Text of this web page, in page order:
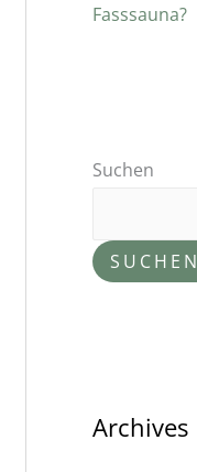
Fasssauna?
Suchen
SUCHEN
Archives